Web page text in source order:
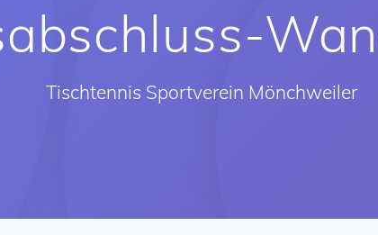
Tischtennis Sportverein Mönchweiler